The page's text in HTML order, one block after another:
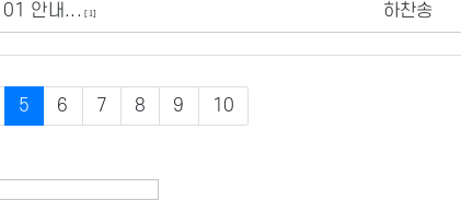
안내... [1] 하찬송
5 6 7 8 9 10